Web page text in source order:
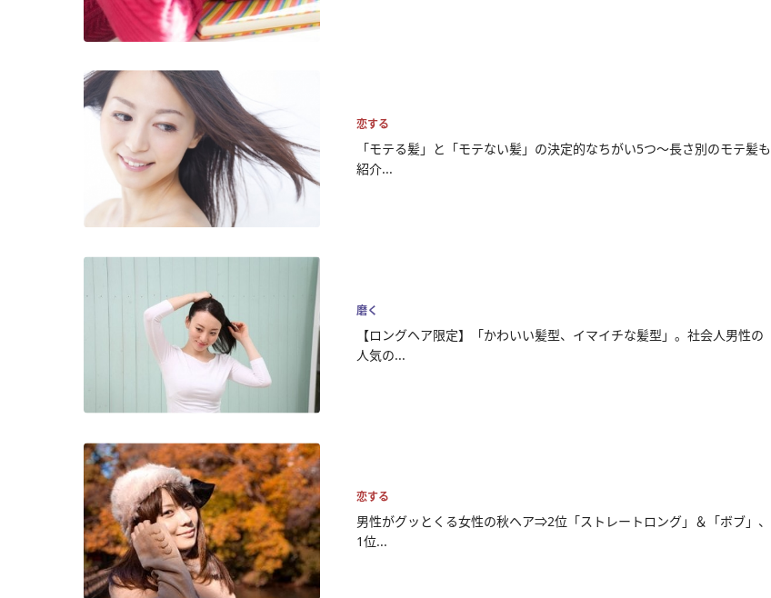
恋する
「モテる髪」と「モテない髪」の決定的なちがい5つ～長さ別のモテ髪も
紹介...
磨く
【ロングヘア限定】「かわいい髪型、イマイチな髪型」。社会人男性の
人気の...
恋する
男性がグッとくる女性の秋ヘア⇒2位「ストレートロング」＆「ボブ」、
1位...